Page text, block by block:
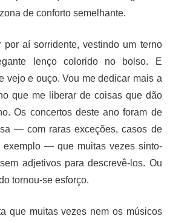
de conforto semelhante.
por aí sorridente, vestindo um terno
lenço colorido no bolso. E
vejo e ouço. Vou me dedicar mais a
que me liberar de coisas que dão
Os concertos deste ano foram de
— com raras exceções, casos de
exemplo — que muitas vezes sinto-
adjetivos para descrevê-los. Ou
tornou-se esforço.
que muitas vezes nem os músicos